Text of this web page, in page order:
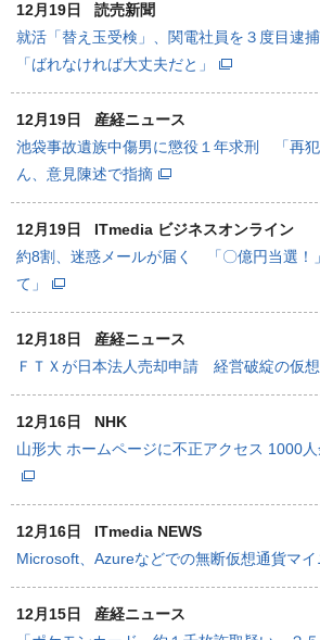
12月19日
読売新聞
就活「替え玉受検」、関電社員を３度目逮
「ばれなければ大丈夫だと」
12月19日
産経ニュース
池袋事故遺族中傷男に懲役１年求刑 「再
ん、意見陳述で指摘
12月19日
ITmedia ビジネスオンライン
約8割、迷惑メールが届く 「〇億円当選！
て」
12月18日
産経ニュース
ＦＴＸが日本法人売却申請 経営破綻の仮
12月16日
NHK
山形大 ホームページに不正アクセス 1000
12月16日
ITmedia NEWS
Microsoft、Azureなどでの無断仮想通貨マ
12月15日
産経ニュース